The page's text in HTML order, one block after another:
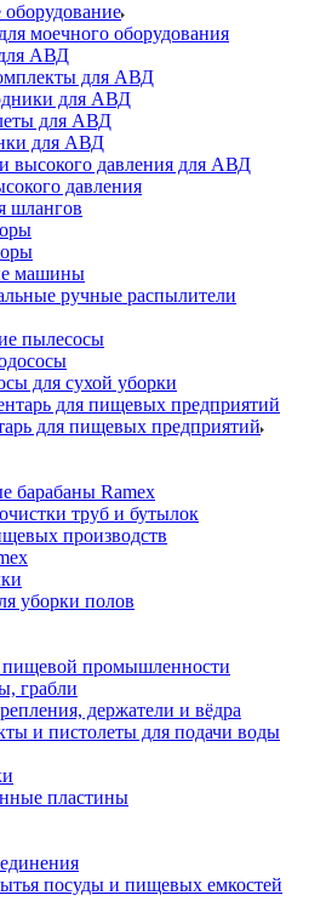
моечного оборудования
АВД
для АВД
для АВД
для АВД
для АВД
высокого давления для АВД
давления
шлангов
машины
ручные распылители
пылесосы
для сухой уборки
для пищевых предприятий
барабаны Ramex
труб и бутылок
производств
уборки полов
пищевой промышленности
грабли
держатели и вёдра
и пистолеты для подачи воды
пластины
посуды и пищевых емкостей